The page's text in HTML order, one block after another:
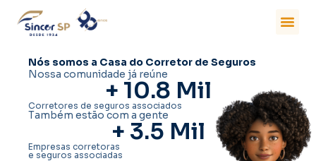
Nós somos a Casa do Corretor de Seguros
Nossa comunidade já reúne
+ 10.8 Mil
Corretores de seguros associados
Também estão com a gente
+ 3.5 Mil
Empresas corretoras
e seguros associadas